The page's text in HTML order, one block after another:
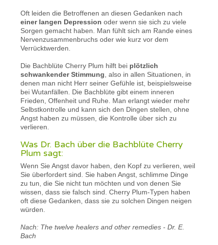
Oft leiden die Betroffenen an diesen Gedanken nach
einer langen Depression oder wenn sie sich zu viele
Sorgen gemacht haben. Man fühlt sich am Rande eines
Nervenzusammenbruchs oder wie kurz vor dem
Verrücktwerden.
Die Bachblüte Cherry Plum hilft bei plötzlich
schwankender Stimmung , also in allen Situationen, in
denen man nicht Herr seiner Gefühle ist, beispielsweise
bei Wutanfällen. Die Bachblüte gibt einem inneren
Frieden, Offenheit und Ruhe. Man erlangt wieder mehr
Selbstkontrolle und kann sich den Dingen stellen, ohne
Angst haben zu müssen, die Kontrolle über sich zu
verlieren.
Was Dr. Bach über die Bachblüte Cherry
Plum sagt:
Wenn Sie Angst davor haben, den Kopf zu verlieren, weil
Sie überfordert sind. Sie haben Angst, schlimme Dinge
zu tun, die Sie nicht tun möchten und von denen Sie
wissen, dass sie falsch sind. Cherry Plum-Typen haben
oft diese Gedanken, dass sie zu solchen Dingen neigen
würden.
Nach: The twelve healers and other remedies - Dr. E.
Bach